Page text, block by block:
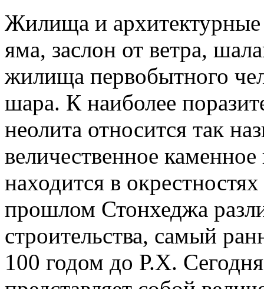
Жилища и
яма, заслон от ветра,
жилища первобытного
шара. К наиболее
неолита относится так
величественное
находится в
прошлом Стонхеджа
строительства, самый
100 годом до Р.Х.